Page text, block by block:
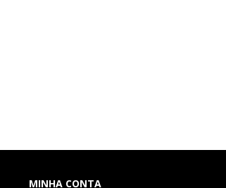
MINHA CONTA